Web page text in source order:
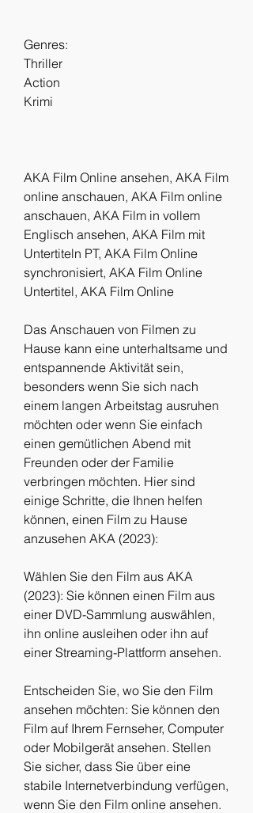
Genres:
Thriller
Action
Krimi
AKA Film Online ansehen, AKA Film
online anschauen, AKA Film online
anschauen, AKA Film in vollem
Englisch ansehen, AKA Film mit
Untertiteln PT, AKA Film Online
synchronisiert, AKA Film Online
Untertitel, AKA Film Online
Das Anschauen von Filmen zu
Hause kann eine unterhaltsame und
entspannende Aktivität sein,
besonders wenn Sie sich nach
einem langen Arbeitstag ausruhen
möchten oder wenn Sie einfach
einen gemütlichen Abend mit
Freunden oder der Familie
verbringen möchten. Hier sind
einige Schritte, die Ihnen helfen
können, einen Film zu Hause
anzusehen AKA (2023):
Wählen Sie den Film aus AKA
(2023): Sie können einen Film aus
einer DVD-Sammlung auswählen,
ihn online ausleihen oder ihn auf
einer Streaming-Plattform ansehen.
Entscheiden Sie, wo Sie den Film
ansehen möchten: Sie können den
Film auf Ihrem Fernseher, Computer
oder Mobilgerät ansehen. Stellen
Sie sicher, dass Sie über eine
stabile Internetverbindung verfügen,
wenn Sie den Film online ansehen.